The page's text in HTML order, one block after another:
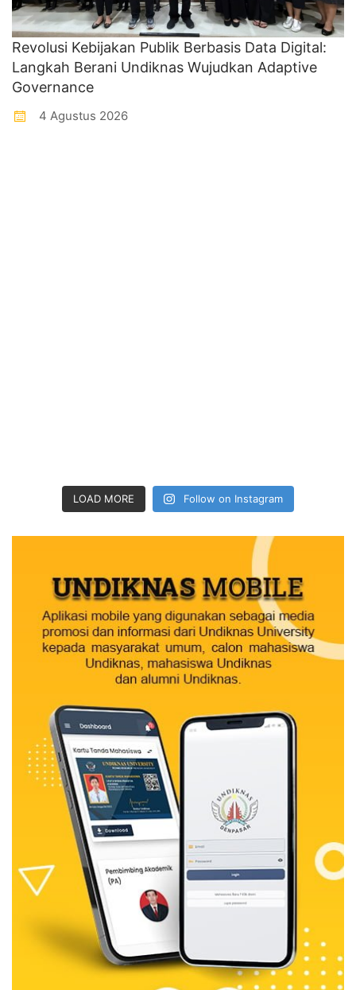
Revolusi Kebijakan Publik Berbasis Data Digital:
Langkah Berani Undiknas Wujudkan Adaptive
Governance
4 Agustus 2026
LOAD MORE Follow on Instagram